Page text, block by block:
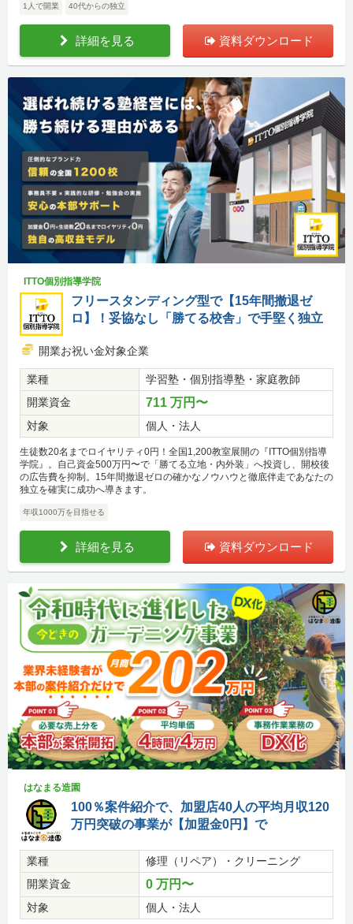
1人で開業 40代からの独立
詳細を見る 資料ダウンロード
ITTO個別指導学院
フリースタンディング型で【15年間撤退ゼ
ロ】！妥協なし「勝てる校舎」で手堅く独立
開業お祝い金対象企業
業種
学習塾・個別指導塾・家庭教師
開業資金
711 万円〜
対象 個人・法人
生徒数20名までロイヤリティ0円！全国1,200教室展開の『ITTO個別指導
学院』。自己資金500万円〜で「勝てる立地・内外装」へ投資し、開校後
の広告費を抑制。15年間撤退ゼロの確かなノウハウと徹底伴走であなたの
独立を確実に成功へ導きます。
年収1000万を目指せる
詳細を見る 資料ダウンロード
はなまる造園
100％案件紹介で、加盟店40人の平均月収120
万円突破の事業が【加盟金0円】で
業種
修理（リペア）・クリーニング
開業資金
0 万円〜
対象 個人・法人